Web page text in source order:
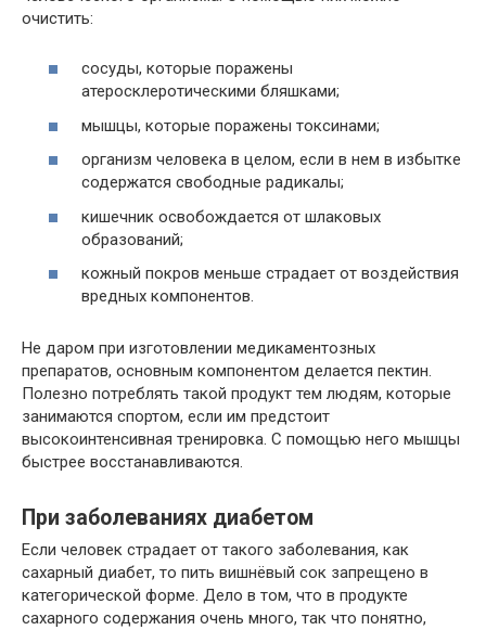
очистить:
сосуды, которые поражены
атеросклеротическими бляшками;
мышцы, которые поражены токсинами;
организм человека в целом, если в нем в избытке
содержатся свободные радикалы;
кишечник освобождается от шлаковых
образований;
кожный покров меньше страдает от воздействия
вредных компонентов.
Не даром при изготовлении медикаментозных
препаратов, основным компонентом делается пектин.
Полезно потреблять такой продукт тем людям, которые
занимаются спортом, если им предстоит
высокоинтенсивная тренировка. С помощью него мышцы
быстрее восстанавливаются.
При заболеваниях диабетом
Если человек страдает от такого заболевания, как
сахарный диабет, то пить вишнёвый сок запрещено в
категорической форме. Дело в том, что в продукте
сахарного содержания очень много, так что понятно,